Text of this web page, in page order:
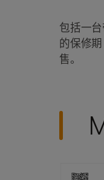
包括一
的保修
售。